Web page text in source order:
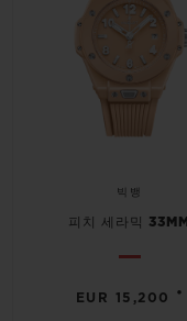
빅뱅
피치 세라믹 33MM
EUR 15,200 •